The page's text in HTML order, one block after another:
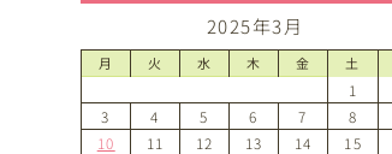
2025年3月
月 火 水 木 金 土
1
3
4 5 6 7 8
10
11 12 13 14 15